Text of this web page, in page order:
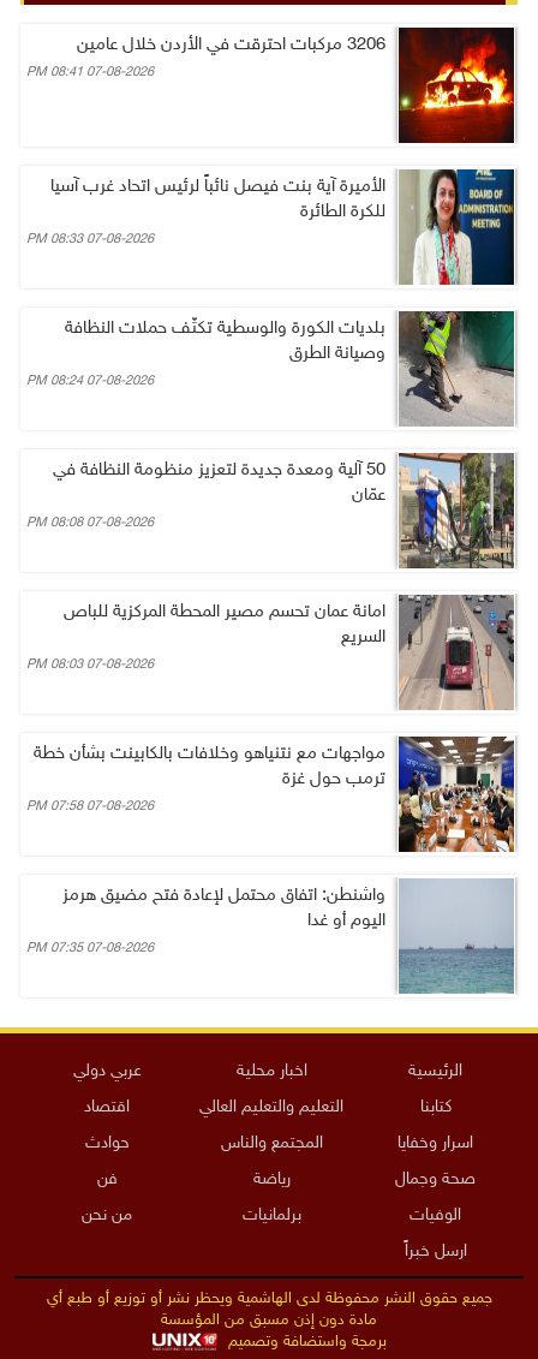
3206 مركبات احترقت في الأردن خلال عامين
07-08-2026 08:41 PM
الأميرة آية بنت فيصل نائباً لرئيس اتحاد غرب آسيا
للكرة الطائرة
07-08-2026 08:33 PM
بلديات الكورة والوسطية تكثّف حملات النظافة
وصيانة الطرق
07-08-2026 08:24 PM
50 آلية ومعدة جديدة لتعزيز منظومة النظافة في
عمّان
07-08-2026 08:08 PM
امانة عمان تحسم مصير المحطة المركزية للباص
السريع
07-08-2026 08:03 PM
مواجهات مع نتنياهو وخلافات بالكابينت بشأن خطة
ترمب حول غزة
07-08-2026 07:58 PM
واشنطن: اتفاق محتمل لإعادة فتح مضيق هرمز
اليوم أو غدا
07-08-2026 07:35 PM
الرئيسية اخبار محلية
عربي دولي
كتابنا
التعليم والتعليم العالي
اقتصاد
اسرار وخفايا
المجتمع والناس
حوادث
صحة وجمال
رياضة
فن
الوفيات
برلمانيات
من نحن
ارسل خبراً
جميع حقوق النشر محفوظة لدى الهاشمية ويحظر نشر أو توزيع أو طبع أي
مادة دون إذن مسبق من المؤسسة
برمجة واستضافة وتصميم